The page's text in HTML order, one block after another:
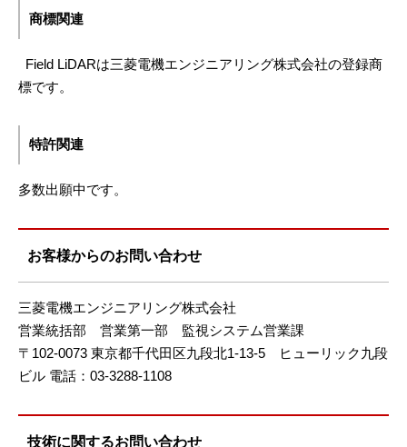
商標関連
Field LiDARは三菱電機エンジニアリング株式会社の登録商
標です。
特許関連
多数出願中です。
お客様からのお問い合わせ
三菱電機エンジニアリング株式会社
営業統括部 営業第一部 監視システム営業課
〒102-0073 東京都千代田区九段北1-13-5 ヒューリック九段
ビル 電話：03-3288-1108
技術に関するお問い合わせ